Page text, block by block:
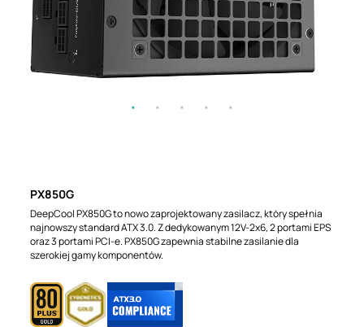
PX850G
DeepCool PX850G to nowo zaprojektowany zasilacz, który spełnia
najnowszy standard ATX 3.0. Z dedykowanym 12V-2x6, 2 portami EPS
oraz 3 portami PCI-e. PX850G zapewnia stabilne zasilanie dla
szerokiej gamy komponentów.